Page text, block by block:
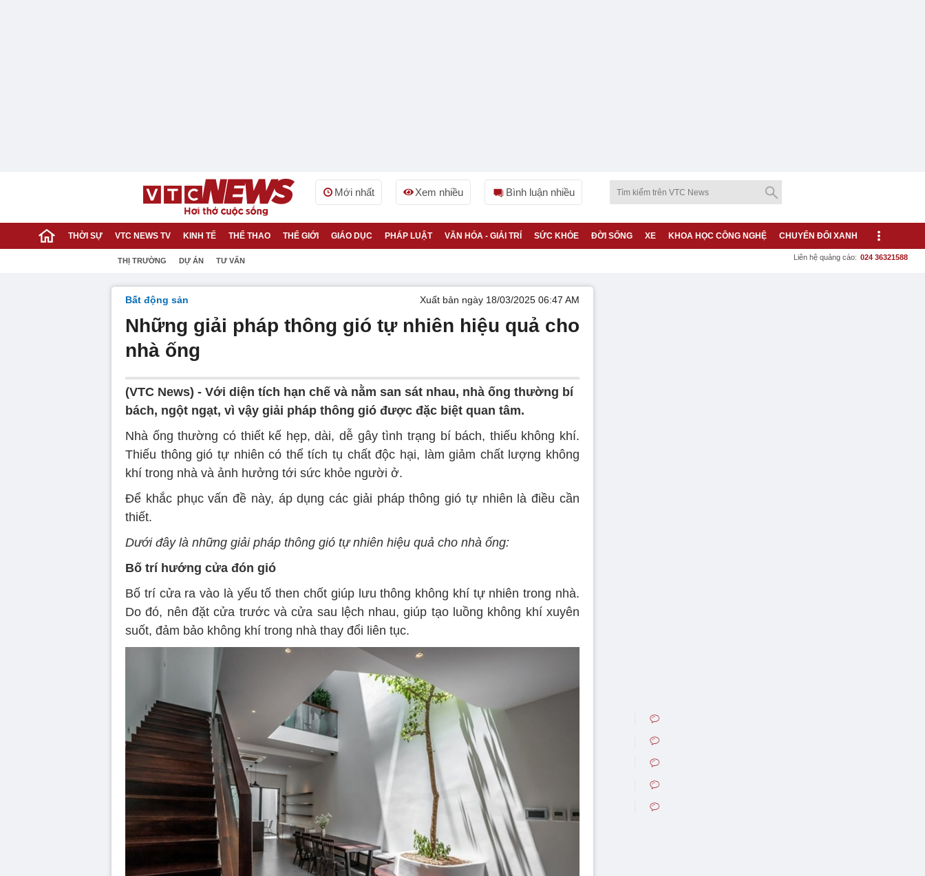
Mới nhất Xem nhiều Bình luận nhiều
THỜI SỰ VTC NEWS TV KINH TẾ THỂ THAO THẾ GIỚI GIÁO DỤC PHÁP LUẬT VĂN HÓA - GIẢI TRÍ SỨC KHỎE ĐỜI SỐNG XE KHOA HỌC CÔNG NGHỆ CHUYỂN ĐỔI XANH
THỊ TRƯỜNG DỰ ÁN TƯ VẤN Liên hệ quảng cáo: 024 36321588
Bất động sản Xuất bản ngày 18/03/2025 06:47 AM
Những giải pháp thông gió tự nhiên hiệu quả cho
nhà ống
(VTC News) - Với diện tích hạn chế và nằm san sát nhau, nhà ống thường bí
bách, ngột ngạt, vì vậy giải pháp thông gió được đặc biệt quan tâm.
Nhà ống thường có thiết kế hẹp, dài, dễ gây tình trạng bí bách, thiếu không khí.
Thiếu thông gió tự nhiên có thể tích tụ chất độc hại, làm giảm chất lượng không
khí trong nhà và ảnh hưởng tới sức khỏe người ở.
Để khắc phục vấn đề này, áp dụng các giải pháp thông gió tự nhiên là điều cần
thiết.
Dưới đây là những giải pháp thông gió tự nhiên hiệu quả cho nhà ống:
Bố trí hướng cửa đón gió
Bố trí cửa ra vào là yếu tố then chốt giúp lưu thông không khí tự nhiên trong nhà.
Do đó, nên đặt cửa trước và cửa sau lệch nhau, giúp tạo luồng không khí xuyên
suốt, đảm bảo không khí trong nhà thay đổi liên tục.